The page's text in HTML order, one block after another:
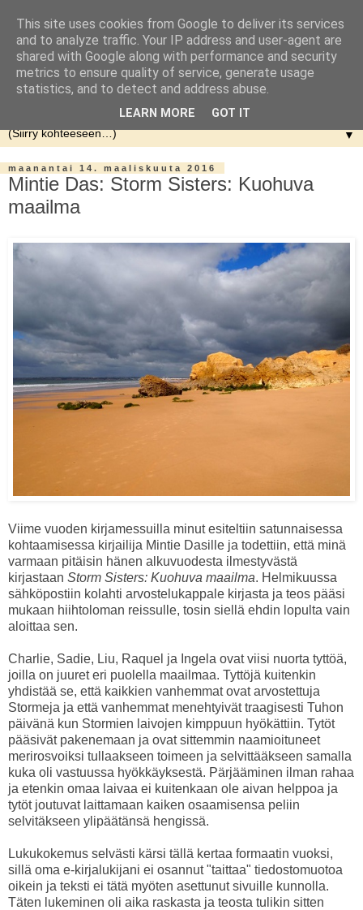
▼
maanantai 14. maaliskuuta 2016
Mintie Das: Storm Sisters: Kuohuva
maailma
Viime vuoden kirjamessuilla minut esiteltiin satunnaisessa
kohtaamisessa kirjailija Mintie Dasille ja todettiin, että minä
varmaan pitäisin hänen alkuvuodesta ilmestyvästä
kirjastaan Storm Sisters: Kuohuva maailma. Helmikuussa
sähköpostiin kolahti arvostelukappale kirjasta ja teos pääsi
mukaan hiihtoloman reissulle, tosin siellä ehdin lopulta vain
aloittaa sen.
Charlie, Sadie, Liu, Raquel ja Ingela ovat viisi nuorta tyttöä,
joilla on juuret eri puolella maailmaa. Tyttöjä kuitenkin
yhdistää se, että kaikkien vanhemmat ovat arvostettuja
Stormeja ja että vanhemmat menehtyivät traagisesti Tuhon
päivänä kun Stormien laivojen kimppuun hyökättiin. Tytöt
pääsivät pakenemaan ja ovat sittemmin naamioituneet
merirosvoiksi tullaakseen toimeen ja selvittääkseen samalla
kuka oli vastuussa hyökkäyksestä. Pärjääminen ilman rahaa
ja etenkin omaa laivaa ei kuitenkaan ole aivan helppoa ja
tytöt joutuvat laittamaan kaiken osaamisensa peliin
selvitäkseen ylipäätänsä hengissä.
Lukukokemus selvästi kärsi tällä kertaa formaatin vuoksi,
sillä oma e-kirjalukijani ei osannut "taittaa" tiedostomuotoa
oikein ja teksti ei tätä myöten asettunut sivuille kunnolla.
Täten lukeminen oli aika raskasta ja teosta tulikin sitten
This site uses cookies from Google to deliver its services
and to analyze traffic. Your IP address and user-agent are
shared with Google along with performance and security
metrics to ensure quality of service, generate usage
statistics, and to detect and address abuse.
LEARN MORE GOT IT